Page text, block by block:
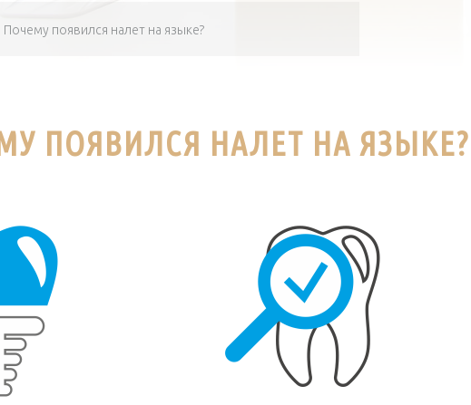
Почему появился налет на языке?
ПОЯВИЛСЯ НАЛЕТ НА ЯЗЫКЕ?